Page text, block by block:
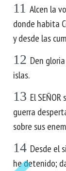
11 Alcen la
donde habita
y desde las
12 Den
islas.
13 El
guerra
sobre sus
14 Desde el
he detenido;